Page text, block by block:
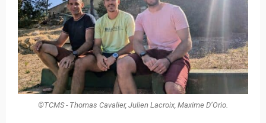
©TCMS - Thomas Cavalier, Julien Lacroix, Maxime D’Orio.